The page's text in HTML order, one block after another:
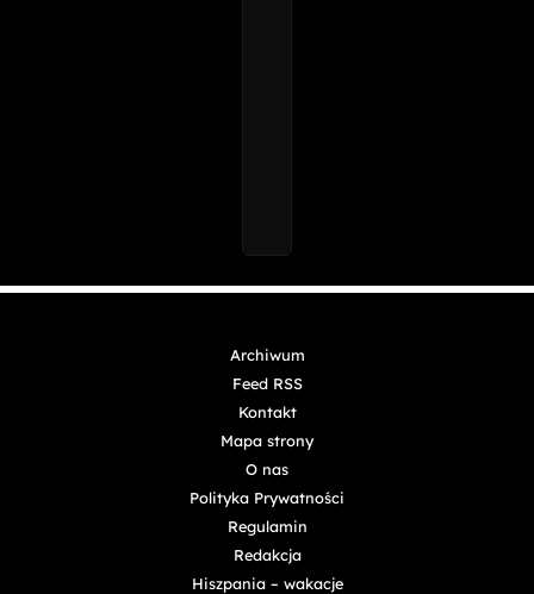
Feed RSS
Kontakt
Mapa strony
O nas
Polityka Prywatności
Regulamin
Redakcja
Hiszpania – wakacje
Wyspy Kanaryjskie – wakacje